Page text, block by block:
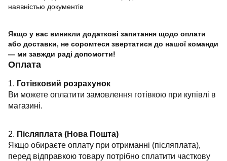
наявністью документів
Якщо у вас виникли додаткові запитання щодо оплати
або доставки, не соромтеся звертатися до нашої команди
— ми завжди раді допомогти!
Оплата
1. Готівковий розрахунок
Ви можете оплатити замовлення готівкою при купівлі в
магазині.
2. Післяплата (Нова Пошта)
Якщо обираєте оплату при отриманні (післяплата),
перед відправкою товару потрібно сплатити часткову